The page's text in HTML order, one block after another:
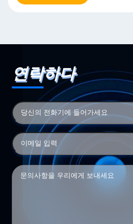
연락하다